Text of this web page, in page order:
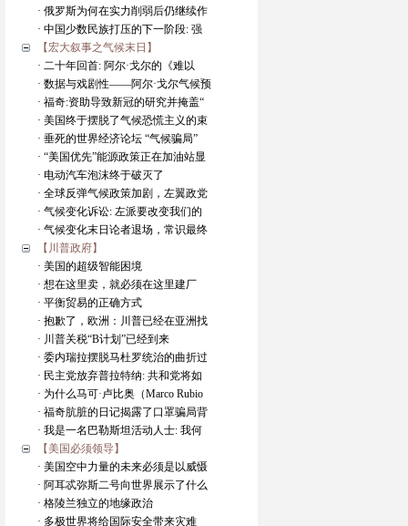
· 俄罗斯为何在实力削弱后仍继续作
· 中国少数民族打压的下一阶段: 强
【宏大叙事之气候末日】
· 二十年回首: 阿尔·戈尔的《难以
· 数据与戏剧性——阿尔·戈尔气候预
· 福奇:资助导致新冠的研究并掩盖“
· 美国终于摆脱了气候恐慌主义的束
· 垂死的世界经济论坛 “气候骗局”
· “美国优先”能源政策正在加油站显
· 电动汽车泡沫终于破灭了
· 全球反弹气候政策加剧，左翼政党
· 气候变化诉讼: 左派要改变我们的
· 气候变化末日论者退场，常识最终
【川普政府】
· 美国的超级智能困境
· 想在这里卖，就必须在这里建厂
· 平衡贸易的正确方式
· 抱歉了，欧洲：川普已经在亚洲找
· 川普关税“B计划”已经到来
· 委内瑞拉摆脱马杜罗统治的曲折过
· 民主党放弃普拉特纳: 共和党将如
· 为什么马可·卢比奥（Marco Rubio
· 福奇肮脏的日记揭露了口罩骗局背
· 我是一名巴勒斯坦活动人士: 我何
【美国必须领导】
· 美国空中力量的未来必须是以威慑
· 阿耳忒弥斯二号向世界展示了什么
· 格陵兰独立的地缘政治
· 多极世界将给国际安全带来灾难